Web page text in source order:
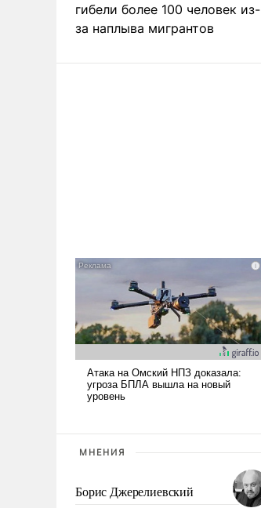
гибели более 100 человек из-
за наплыва мигрантов
МНЕНИЯ
Борис Джерелиевский